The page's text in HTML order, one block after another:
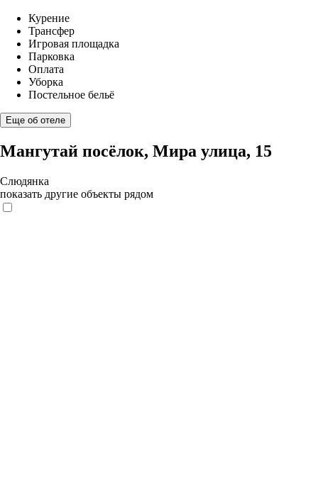
Курение
Трансфер
Игровая площадка
Парковка
Оплата
Уборка
Постельное бельё
Еще об отеле
Мангутай посёлок, Мира улица, 15
Слюдянка
показать другие объекты рядом